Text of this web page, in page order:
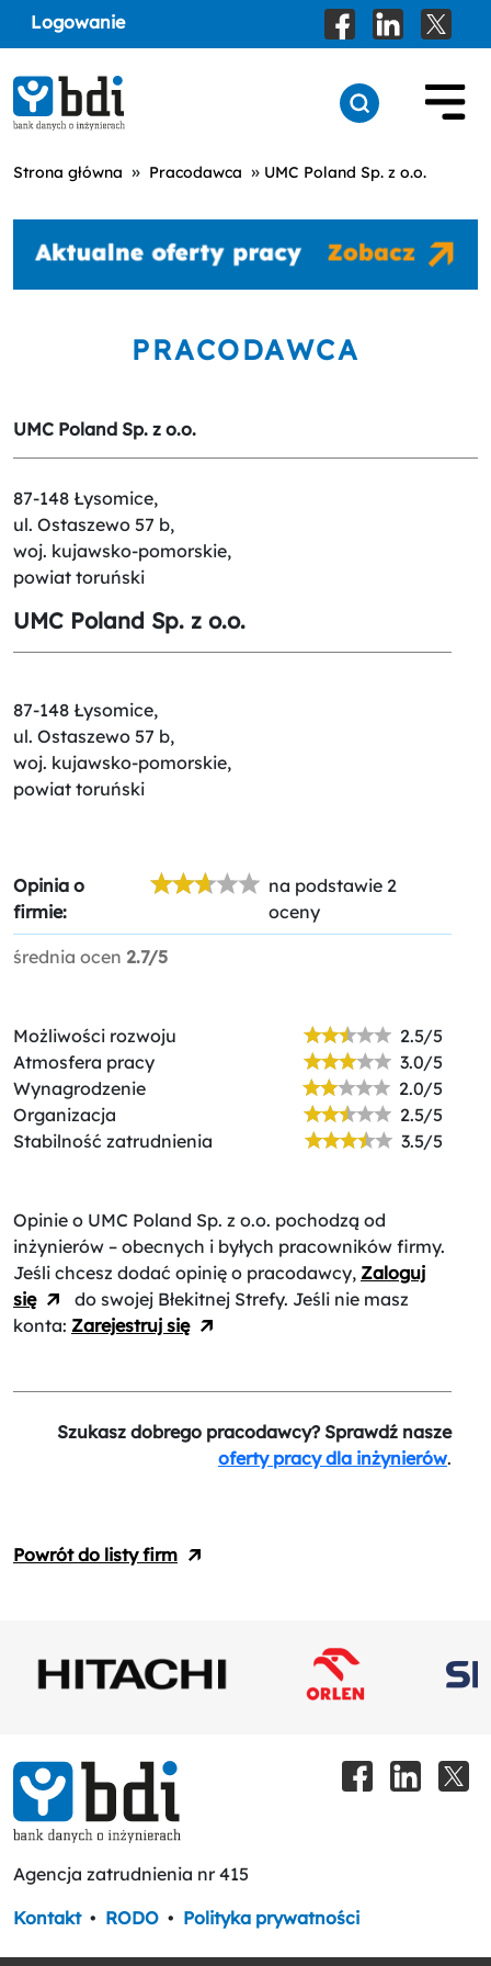
Logowanie
Strona główna » Pracodawca » UMC Poland Sp. z o.o.
PRACODAWCA
UMC Poland Sp. z o.o.
87-148 Łysomice,
ul. Ostaszewo 57 b,
woj. kujawsko-pomorskie,
powiat toruński
UMC Poland Sp. z o.o.
87-148 Łysomice,
ul. Ostaszewo 57 b,
woj. kujawsko-pomorskie,
powiat toruński
Opinia o
firmie:
na podstawie 2
oceny
średnia ocen 2.7/5
Możliwości rozwoju
2.5/5
Atmosfera pracy
3.0/5
Wynagrodzenie
2.0/5
Organizacja
2.5/5
Stabilność zatrudnienia
3.5/5
Opinie o UMC Poland Sp. z o.o. pochodzą od
inżynierów – obecnych i byłych pracowników firmy.
Jeśli chcesz dodać opinię o pracodawcy, Zaloguj
się
do swojej Błekitnej Strefy. Jeśli nie masz
konta: Zarejestruj się
Szukasz dobrego pracodawcy? Sprawdź nasze
oferty pracy dla inżynierów.
Powrót do listy firm
Agencja zatrudnienia nr 415
Kontakt • RODO • Polityka prywatności